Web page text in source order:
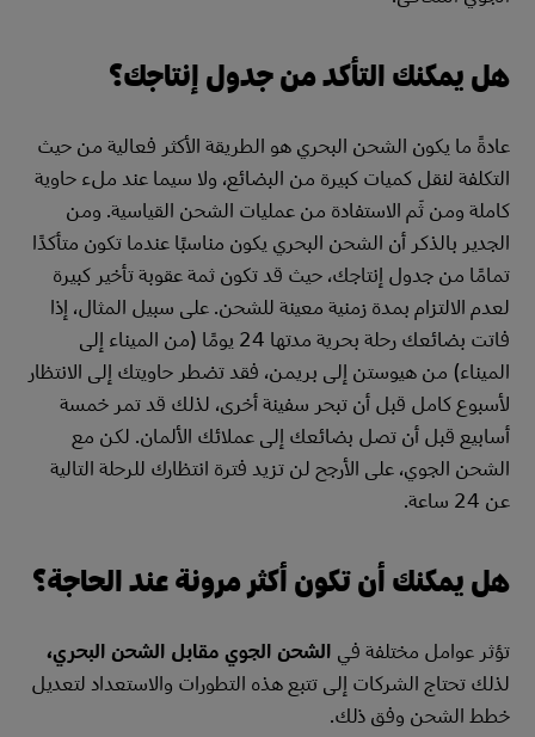
هل يمكنك التأكد من جدول إنتاجك؟
عادةً ما يكون الشحن البحري هو الطريقة الأكثر فعالية من حيث
التكلفة لنقل كميات كبيرة من البضائع، ولا سيما عند ملء حاوية
كاملة ومن ثَم الاستفادة من عمليات الشحن القياسية. ومن
الجدير بالذكر أن الشحن البحري يكون مناسبًا عندما تكون متأكدًا
تمامًا من جدول إنتاجك، حيث قد تكون ثمة عقوبة تأخير كبيرة
لعدم الالتزام بمدة زمنية معينة للشحن. على سبيل المثال، إذا
فاتت بضائعك رحلة بحرية مدتها 24 يومًا (من الميناء إلى
الميناء) من هيوستن إلى بريمن، فقد تضطر حاويتك إلى الانتظار
لأسبوع كامل قبل أن تبحر سفينة أخرى، لذلك قد تمر خمسة
أسابيع قبل أن تصل بضائعك إلى عملائك الألمان. لكن مع
الشحن الجوي، على الأرجح لن تزيد فترة انتظارك للرحلة التالية
عن 24 ساعة.
هل يمكنك أن تكون أكثر مرونة عند الحاجة؟
تؤثر عوامل مختلفة في الشحن الجوي مقابل الشحن البحري،
لذلك تحتاج الشركات إلى تتبع هذه التطورات والاستعداد لتعديل
خطط الشحن وفق ذلك.